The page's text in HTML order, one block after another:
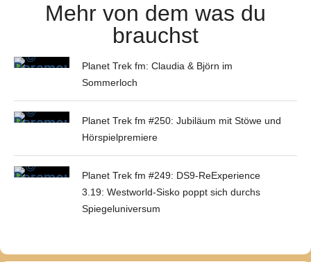
Mehr von dem was du
brauchst
Planet Trek fm: Claudia & Björn im
Sommerloch
Planet Trek fm #250: Jubiläum mit Stöwe und
Hörspielpremiere
Planet Trek fm #249: DS9-ReExperience
3.19: Westworld-Sisko poppt sich durchs
Spiegeluniversum